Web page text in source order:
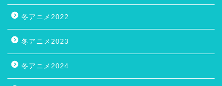
冬アニメ2022
冬アニメ2023
冬アニメ2024